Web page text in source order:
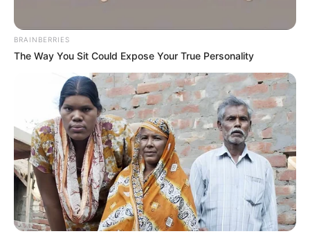
BRAINBERRIES
The Way You Sit Could Expose Your True Personality